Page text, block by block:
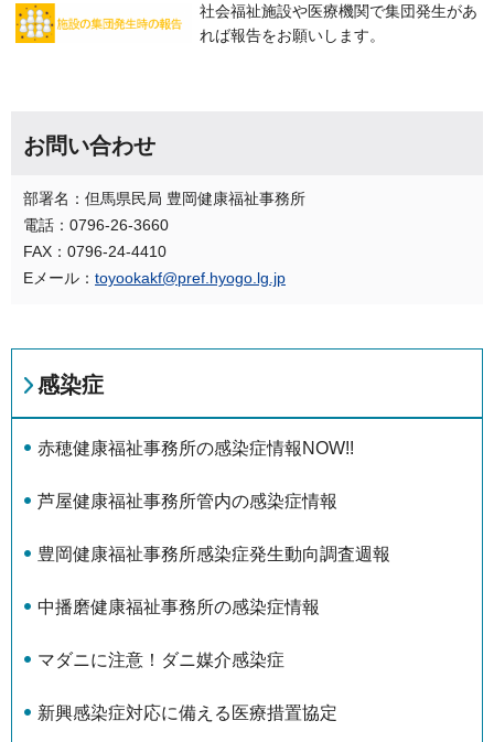
社会福祉施設や医療機関で集団発生があ
れば報告をお願いします。
お問い合わせ
部署名：但馬県民局 豊岡健康福祉事務所
電話：0796-26-3660
FAX：0796-24-4410
Eメール： toyookakf@pref.hyogo.lg.jp
感染症
赤穂健康福祉事務所の感染症情報NOW!!
芦屋健康福祉事務所管内の感染症情報
豊岡健康福祉事務所感染症発生動向調査週報
中播磨健康福祉事務所の感染症情報
マダニに注意！ダニ媒介感染症
新興感染症対応に備える医療措置協定